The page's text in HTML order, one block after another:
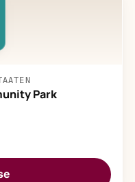
Park